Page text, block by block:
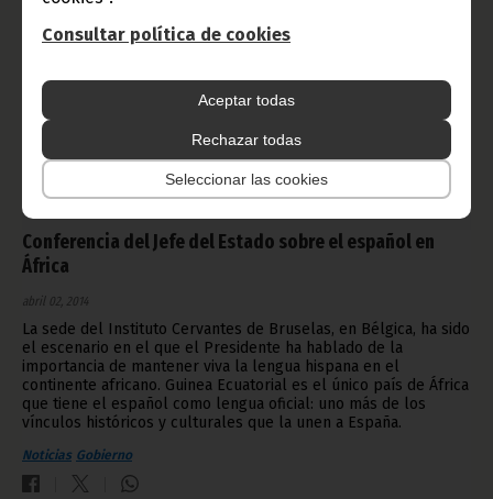
Consultar política de cookies
Aceptar todas
Rechazar todas
Seleccionar las cookies
Conferencia del Jefe del Estado sobre el español en
África
abril 02, 2014
La sede del Instituto Cervantes de Bruselas, en Bélgica, ha sido
el escenario en el que el Presidente ha hablado de la
importancia de mantener viva la lengua hispana en el
continente africano. Guinea Ecuatorial es el único país de África
que tiene el español como lengua oficial: uno más de los
vínculos históricos y culturales que la unen a España.
Noticias Gobierno